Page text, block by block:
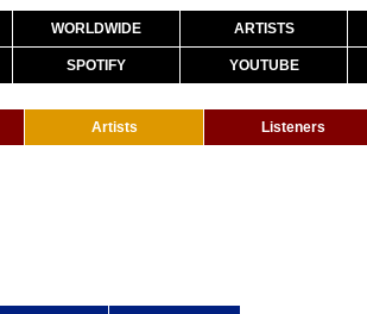
WORLDWIDE ARTISTS
SPOTIFY YOUTUBE
Artists Listeners